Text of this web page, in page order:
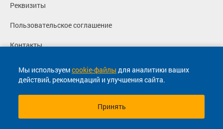
Мы используемcookie-файлы для аналитики ваших
действий, рекомендаций и улучшения сайта.
Принять
Реквизиты
Пользовательское соглашение
Контакты
Политика конфиденциальности
Перевозчикам
© 2013-2026, ООО "Капитал"- Онлайн сервис продажи